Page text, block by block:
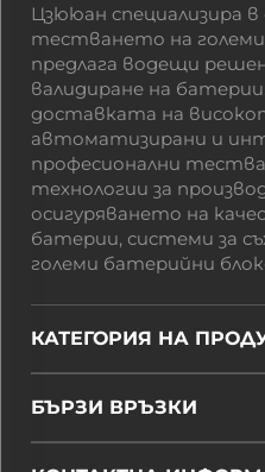
Цзююан специализира
тестването на
предлага водещи
валидиране на
доставката на
автоматизирани и
професионални
технологии за
осигуряването на
батерии, системи за
големи батерийни
КАТЕГОРИЯ НА
БЪРЗИ ВРЪЗКИ